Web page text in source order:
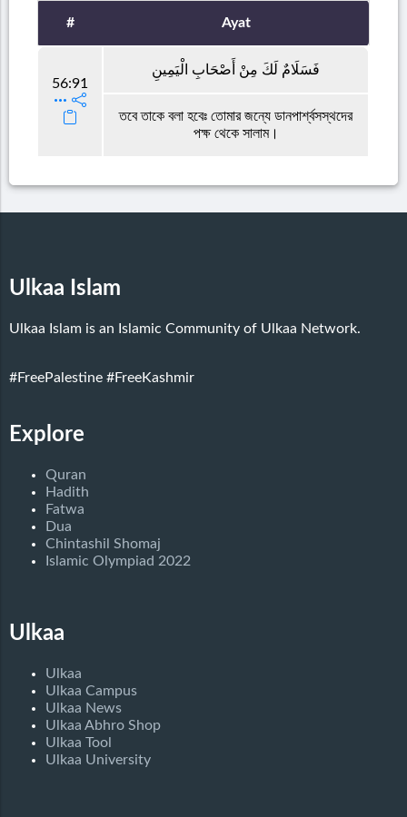
# Ayat
56:91
فَسَلَامٌ لَكَ مِنْ أَصْحَابِ الْيَمِينِ
তবে তাকে বলা হবেঃ তোমার জন্যে ডানপার্শ্বসস্থদের
পক্ষ থেকে সালাম।
Ulkaa Islam
Ulkaa Islam is an Islamic Community of Ulkaa Network.
#FreePalestine #FreeKashmir
Explore
Quran
Hadith
Fatwa
Dua
Chintashil Shomaj
Islamic Olympiad 2022
Ulkaa
Ulkaa
Ulkaa Campus
Ulkaa News
Ulkaa Abhro Shop
Ulkaa Tool
Ulkaa University